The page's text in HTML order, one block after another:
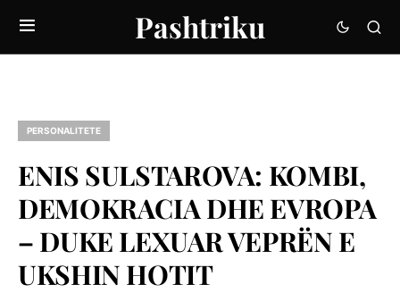
Pashtriku
PERSONALITETE
ENIS SULSTAROVA: KOMBI,
DEMOKRACIA DHE EVROPA
– DUKE LEXUAR VEPRËN E
UKSHIN HOTIT